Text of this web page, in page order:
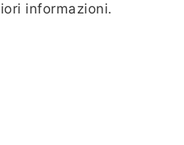
informazioni.